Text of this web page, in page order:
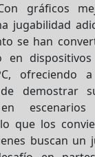
gráficos
jugabilidad
se han
en
ofreciendo
demostrar
en
que los
buscan un